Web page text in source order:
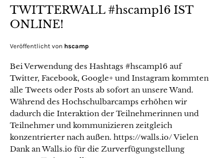
TWITTERWALL #hscamp16 IST
ONLINE!
Veröffentlicht von hscamp
Bei Verwendung des Hashtags #hscamp16 auf
Twitter, Facebook, Google+ und Instagram kommten
alle Tweets oder Posts ab sofort an unsere Wand.
Während des Hochschulbarcamps erhöhen wir
dadurch die Interaktion der Teilnehmerinnen und
Teilnehmer und kommunizieren zeitgleich
konzentrierter nach außen. https://walls.io/ Vielen
Dank an Walls.io für die Zurverfügungstellung